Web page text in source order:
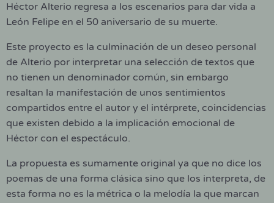
Héctor Alterio regresa a los escenarios para dar vida a
León Felipe en el 50 aniversario de su muerte.
Este proyecto es la culminación de un deseo personal
de Alterio por interpretar una selección de textos que
no tienen un denominador común, sin embargo
resaltan la manifestación de unos sentimientos
compartidos entre el autor y el intérprete, coincidencias
que existen debido a la implicación emocional de
Héctor con el espectáculo.
La propuesta es sumamente original ya que no dice los
poemas de una forma clásica sino que los interpreta, de
esta forma no es la métrica o la melodía la que marcan